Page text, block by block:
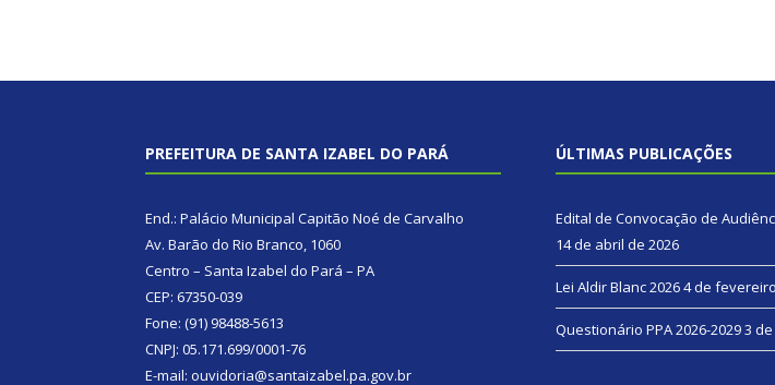
PREFEITURA DE SANTA IZABEL DO PARÁ
End.: Palácio Municipal Capitão Noé de Carvalho
Av. Barão do Rio Branco, 1060
Centro – Santa Izabel do Pará – PA
CEP: 67350-039
Fone: (91) 98488-5613
CNPJ: 05.171.699/0001-76
E-mail: ouvidoria@santaizabel.pa.gov.br
ÚLTIMAS PUBLICAÇÕES
Edital de Convocação de
14 de abril de 2026
Lei Aldir Blanc 20264 de
Questionário PPA 2026-20293